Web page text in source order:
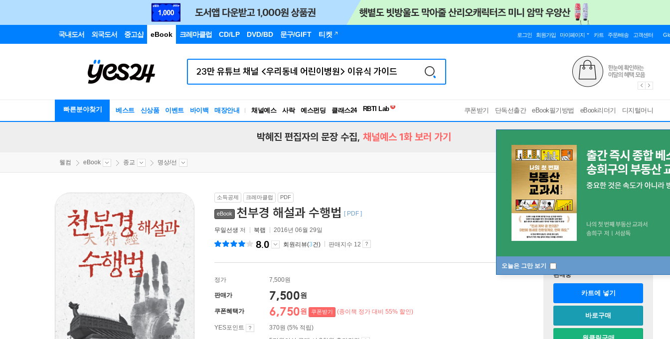
국내도서 외국도서 중고샵 eBook 크레마클럽 CD/LP DVD/BD 문구/GIFT 티켓 로그인 회원가입 마이페이지 카트 주문/배송 고객센터
빠른분야찾기 베스트 신상품 이벤트 바이백 매장안내 채널예스 사락 예스펀딩 클래스24
독서유형검사
쿠폰받기 단독선출간 eBook필기방법 eBook리더기 디지털머니
오늘은 그만 보기
박혜진 편집자의 문장 수집, 채널예스 1화 보러 가기
웰컴 eBook 종교 명상/선
소득공제 크레마클럽 PDF
eBook 천부경 해설과 수행법 [ PDF ]
무일선생 저 북랩 2016년 06월 29일
8.0 회원리뷰(3건) 판매지수 12
정가 7,500원
판매가 7,500원
쿠폰혜택가 6,750원 쿠폰받기 (종이책 정가 대비 55% 할인)
YES포인트
370원 (5% 적립)
판매중
카트에 넣기
바로구매